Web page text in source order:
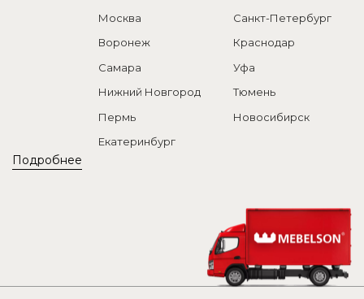
Подробнее
Москва
Санкт-Петербург
Воронеж
Краснодар
Самара
Уфа
Нижний Новгород
Тюмень
Пермь
Новосибирск
Екатеринбург